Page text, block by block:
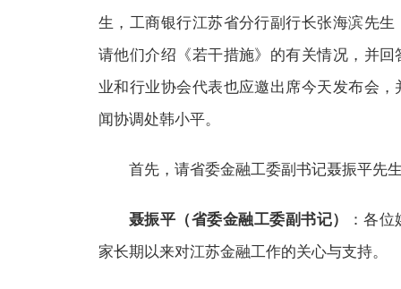
生，工商银行江苏省分行副行长张海滨先
请他们介绍《若干措施》的有关情况，并
业和行业协会代表也应邀出席今天发布会
闻协调处韩小平。
首先，请省委金融工委副书记聂振平先
聂振平（省委金融工委副书记）
：各
家长期以来对江苏金融工作的关心与支持。